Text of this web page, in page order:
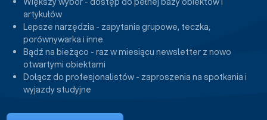
artykułów
Lepsze narzędzia - zapytania grupowe, teczka,
porównywarka i inne
Bądź na bieżąco - raz w miesiącu newsletter z nowo
otwartymi obiektami
Dołącz do profesjonalistów - zaproszenia na spotkania i
wyjazdy studyjne